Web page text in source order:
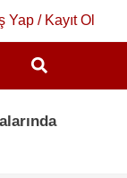
Yap / Kayıt Ol